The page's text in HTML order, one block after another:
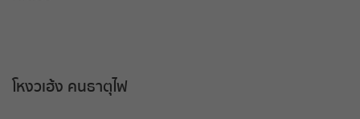
โหงวเฮ้ง คนธาตุไฟ